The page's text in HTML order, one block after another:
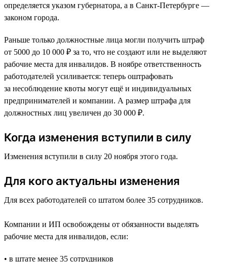
определяется указом губернатора, а в Санкт-Петербурге —
законом города.
Раньше только должностные лица могли получить штраф
от 5000 до 10 000 ₽ за то, что не создают или не выделяют
рабочие места для инвалидов. В ноябре ответственность
работодателей усиливается: теперь оштрафовать
за несоблюдение квоты могут ещё и индивидуальных
предпринимателей и компании. А размер штрафа для
должностных лиц увеличен до 30 000 ₽.
Когда изменения вступили в силу
Изменения вступили в силу 20 ноября этого года.
Для кого актуальны изменения
Для всех работодателей со штатом более 35 сотрудников.
Компании и ИП освобождены от обязанности выделять
рабочие места для инвалидов, если:
• в штате менее 35 сотрудников